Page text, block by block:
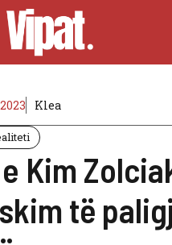
Klea
Kim
të